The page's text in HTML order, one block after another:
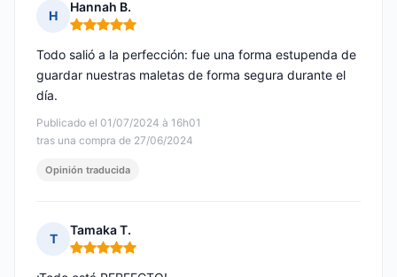
H
Hannah B.
Nota: 5 de 5
Publicado el 01/07/2024 à 16h01
tras una compra de 27/06/2024
Todo salió a la perfección: fue una forma estupenda de
guardar nuestras maletas de forma segura durante el
día.
Opinión traducida
T
Tamaka T.
Nota: 5 de 5